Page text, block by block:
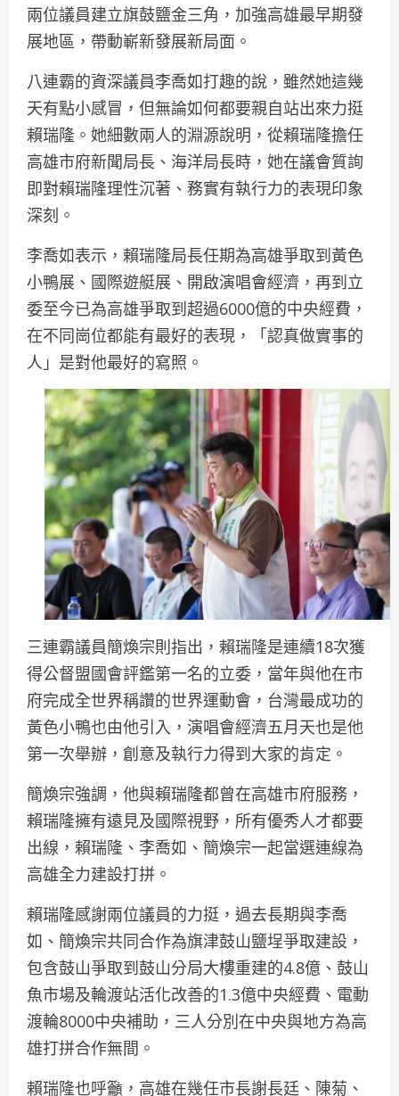
兩位議員建立旗鼓鹽金三角，加強高雄最早期發
展地區，帶動嶄新發展新局面。
八連霸的資深議員李喬如打趣的說，雖然她這幾
天有點小感冒，但無論如何都要親自站出來力挺
賴瑞隆。她細數兩人的淵源說明，從賴瑞隆擔任
高雄市府新聞局長、海洋局長時，她在議會質詢
即對賴瑞隆理性沉著、務實有執行力的表現印象
深刻。
李喬如表示，賴瑞隆局長任期為高雄爭取到黃色
小鴨展、國際遊艇展、開啟演唱會經濟，再到立
委至今已為高雄爭取到超過6000億的中央經費，
在不同崗位都能有最好的表現，「認真做實事的
人」是對他最好的寫照。
三連霸議員簡煥宗則指出，賴瑞隆是連續18次獲
得公督盟國會評鑑第一名的立委，當年與他在市
府完成全世界稱讚的世界運動會，台灣最成功的
黃色小鴨也由他引入，演唱會經濟五月天也是他
第一次舉辦，創意及執行力得到大家的肯定。
簡煥宗強調，他與賴瑞隆都曾在高雄市府服務，
賴瑞隆擁有遠見及國際視野，所有優秀人才都要
出線，賴瑞隆、李喬如、簡煥宗一起當選連線為
高雄全力建設打拼。
賴瑞隆感謝兩位議員的力挺，過去長期與李喬
如、簡煥宗共同合作為旗津鼓山鹽埕爭取建設，
包含鼓山爭取到鼓山分局大樓重建的4.8億、鼓山
魚市場及輪渡站活化改善的1.3億中央經費、電動
渡輪8000中央補助，三人分別在中央與地方為高
雄打拼合作無間。
賴瑞隆也呼籲，高雄在幾任市長謝長廷、陳菊、